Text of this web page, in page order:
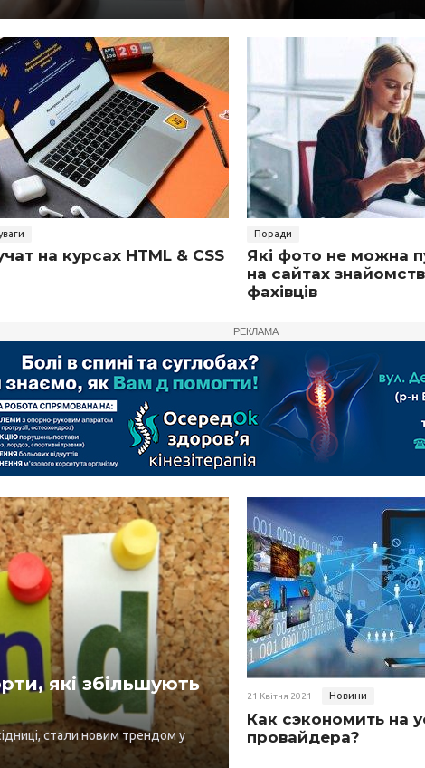
на курсах HTML & CSS
Поради
Які фото не можна
на сайтах
фахівців
РЕКЛАМА
які збільшують
стали новим трендом у
21 Квітня 2021 Новини
Как сэкономить на
провайдера?